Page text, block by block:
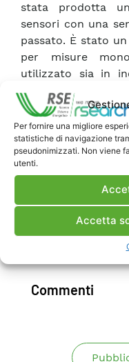
Per fornire una migliore
statistiche di navigazione
pseudonimizzati. Non viene
utenti.
Accetta
stata prodotta
sensori con una
passato. È stato
per misure
utilizzato sia in
configurazioni
L’ultimo filone
trasformatori
invecchiamento
modo da correlare
isolante del
chimici che
polimerica.
Commenti